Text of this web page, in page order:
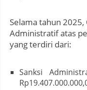
Selama tahun 2025,
Administratif atas
yang terdiri dari:
Sanksi